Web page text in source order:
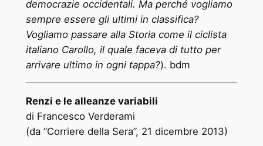
democrazie occidentali. Ma perché vogliamo
sempre essere gli ultimi in classifica?
Vogliamo passare alla Storia come il ciclista
italiano Carollo, il quale faceva di tutto per
arrivare ultimo in ogni tappa?). bdm
Renzi e le alleanze variabili
di Francesco Verderami
(da “Corriere della Sera”, 21 dicembre 2013)